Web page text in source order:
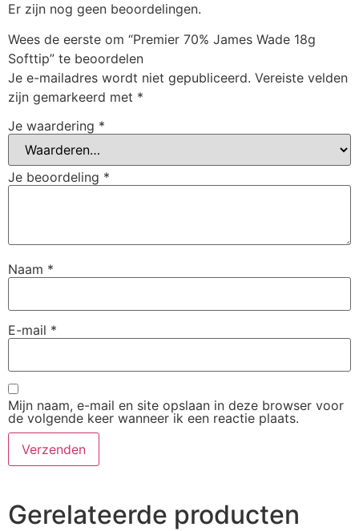
Er zijn nog geen beoordelingen.
Wees de eerste om “Premier 70% James Wade 18g
Softtip” te beoordelen
Je e-mailadres wordt niet gepubliceerd. Vereiste velden
zijn gemarkeerd met *
Je waardering *
Je beoordeling *
Naam *
E-mail *
Mijn naam, e-mail en site opslaan in deze browser voor
de volgende keer wanneer ik een reactie plaats.
Gerelateerde producten